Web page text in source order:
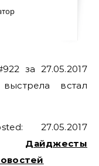
встал
27.05.2017
Дайджесты